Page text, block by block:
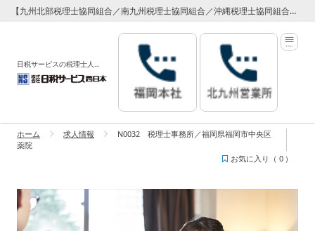
【九州北部税理士協同組合／南九州税理士協同組合／沖縄税理士協同組合】 専属代理店 日税サービス西日本
日税サービスの税理士人材紹介サービス
ホーム 求人情報
N0032 税理士事務所／福岡県福岡市中央区
薬院
お気に入り（ 0 ）